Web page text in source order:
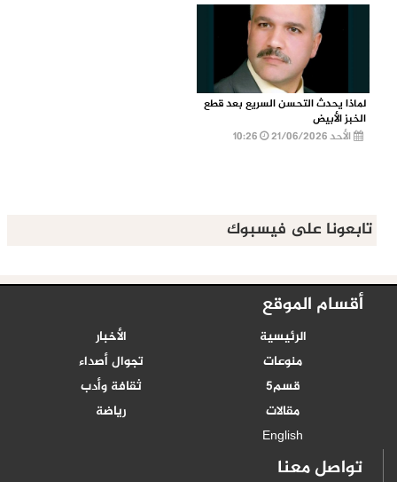
لماذا يحدث التحسن السريع بعد قطع
الخبز الأبيض
الأحد 21/06/2026
تابعونا على فيسبوك
أقسام الموقع
الرئيسية
الأخبار
منوعات
تجوال أصداء
قسم5
ثقافة وأدب
مقالات
رياضة
English
تواصل معنا